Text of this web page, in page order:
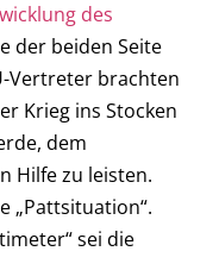
des
der beiden Seite
Vertreter brachten
Krieg ins Stocken
dem
Hilfe zu leisten.
„Pattsituation“.
sei die